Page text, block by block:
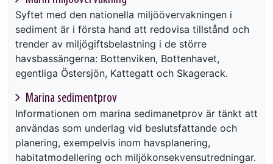
Syftet med den nationella miljöövervakningen i
sediment är i första hand att redovisa tillstånd och
trender av miljögiftsbelastning i de större
havsbassängerna: Bottenviken, Bottenhavet,
egentliga Östersjön, Kattegatt och Skagerack.
Marina sedimentprov
Informationen om marina sedimanetprov är tänkt att
användas som underlag vid beslutsfattande och
planering, exempelvis inom havsplanering,
habitatmodellering och miljökonsekvensutredningar.